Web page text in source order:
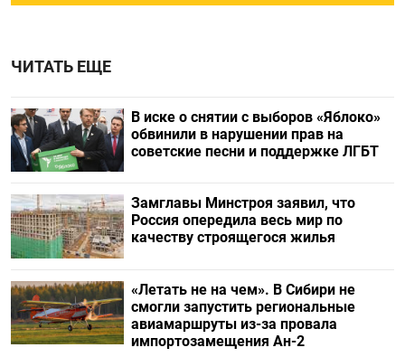
ЧИТАТЬ ЕЩЕ
В иске о снятии с выборов «Яблоко»
обвинили в нарушении прав на
советские песни и поддержке ЛГБТ
Замглавы Минстроя заявил, что
Россия опередила весь мир по
качеству строящегося жилья
«Летать не на чем». В Сибири не
смогли запустить региональные
авиамаршруты из-за провала
импортозамещения Ан-2